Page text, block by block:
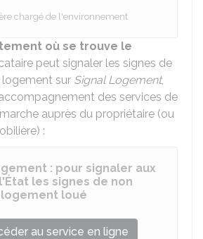
chargé de l'environnement
où se trouve le
peut signaler les signes de
sur Signal Logement,
des services de
auprès du propriétaire (ou
:
: pour signaler aux
les signes de non
loué
au service en ligne